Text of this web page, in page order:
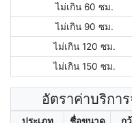
ไม่เกิน 60 ซม.
ไม่เกิน 90 ซม.
ไม่เกิน 120 ซม.
ไม่เกิน 150 ซม.
อัตราค่าบริกา